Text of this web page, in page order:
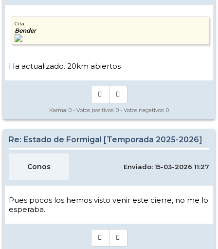
Cita
Bender
Ha actualizado. 20km abiertos
Karma: 0 - Votos positivos: 0 - Votos negativos: 0
Re: Estado de Formigal [Temporada 2025-2026]
Conos Enviado: 15-03-2026 11:27
Pues pocos los hemos visto venir este cierre, no me lo
esperaba.